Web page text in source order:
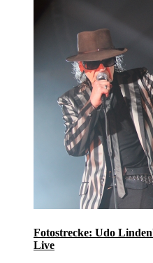
Fotostrecke: Udo
Live